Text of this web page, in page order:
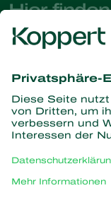
Hier
Partners with
Raubmilben
Räuber
Über Koppert